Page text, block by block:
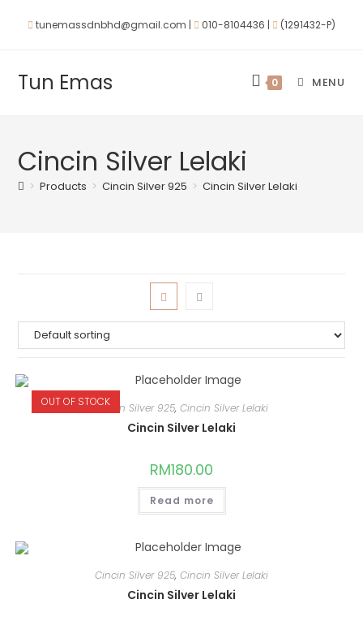
tunemassdnbhd@gmail.com | 010-8104436 | (1291432-P)
Tun Emas 0 MENU
Cincin Silver Lelaki
> Products > Cincin Silver 925 > Cincin Silver Lelaki
OUT OF STOCKCincin Silver 925, Cincin Silver Lelaki
Cincin Silver Lelaki
RM180.00
Read more
Cincin Silver 925, Cincin Silver Lelaki
Cincin Silver Lelaki